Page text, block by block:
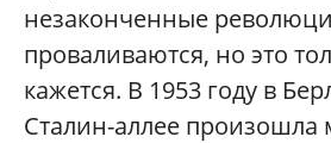
незаконченные
проваливаются, но это
кажется. В 1953 году в
Сталин-аллее произошла